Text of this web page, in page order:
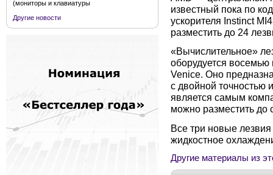
(мониторы и клавиатуры
Другие новости
известный пока по
ускорителя Instinct
разместить до 24
«Вычислительное»
оборудуется
Venice. Оно
с двойной точностью
является самым
можно разместить до
Все три новые
жидкостное
Другие материалы из